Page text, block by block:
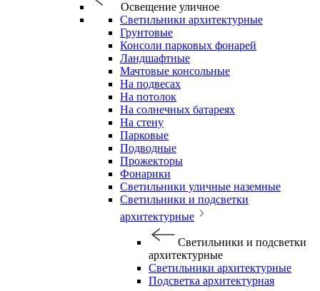
Освещение уличное
Светильники архитектурные
Грунтовые
Консоли парковых фонарей
Ландшафтные
Мачтовые консольные
На подвесах
На потолок
На солнечных батареях
На стену
Парковые
Подводные
Прожекторы
Фонарики
Светильники уличные наземные
Светильники и подсветки
архитектурные
Светильники и подсветки
архитектурные
Светильники архитектурные
Подсветка архитектурная